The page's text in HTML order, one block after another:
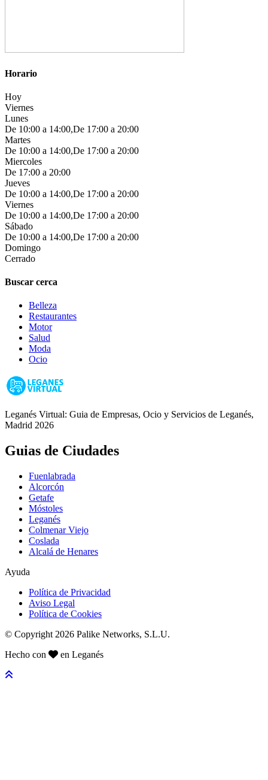
Horario
Hoy
Viernes
Lunes
De 10:00 a 14:00,De 17:00 a 20:00
Martes
De 10:00 a 14:00,De 17:00 a 20:00
Miercoles
De 17:00 a 20:00
Jueves
De 10:00 a 14:00,De 17:00 a 20:00
Viernes
De 10:00 a 14:00,De 17:00 a 20:00
Sábado
De 10:00 a 14:00,De 17:00 a 20:00
Domingo
Cerrado
Buscar cerca
Belleza
Restaurantes
Motor
Salud
Moda
Ocio
Leganés Virtual: Guia de Empresas, Ocio y Servicios de Leganés,
Madrid 2026
Guias de Ciudades
Fuenlabrada
Alcorcón
Getafe
Móstoles
Leganés
Colmenar Viejo
Coslada
Alcalá de Henares
Ayuda
Política de Privacidad
Aviso Legal
Política de Cookies
© Copyright 2026 Palike Networks, S.L.U.
Hecho con
en Leganés